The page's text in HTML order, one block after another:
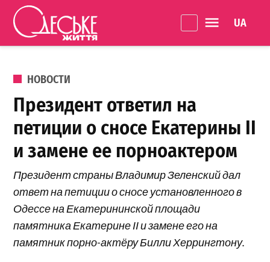
Перейти к содержанию
життя
ОПУБЛИКОВАНО В
НОВОСТИ
Президент ответил на
петиции о сносе Екатерины ІІ
и замене ее порноактером
Президент страны Владимир Зеленский дал
ответ на петиции о сносе установленного в
Одессе на Екатерининской площади
памятника Екатерине ІІ и замене его на
памятник порно-актёру Билли Херрингтону.